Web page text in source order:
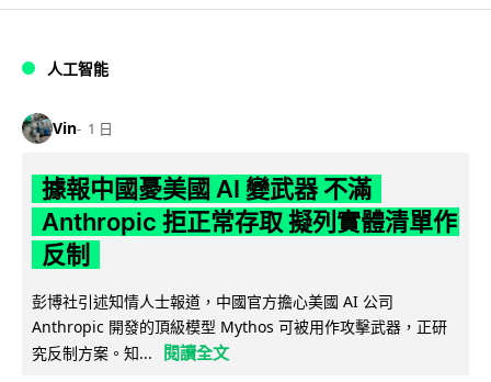
人工智能
Vin 1 日
據報中國憂美國 AI 變武器 不滿
Anthropic 拒正常存取 擬列實體清單作
反制
彭博社引述知情人士報道，中國官方擔心美國 AI 公司
Anthropic 開發的頂級模型 Mythos 可被用作攻擊武器，正研
究反制方案。知...
閱讀全文